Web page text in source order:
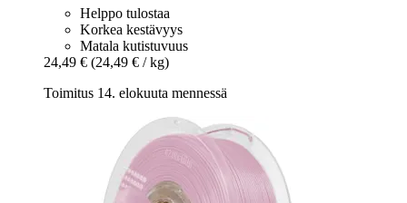
Helppo tulostaa
Korkea kestävyys
Matala kutistuvuus
24,49 € (24,49 € / kg)
Toimitus 14. elokuuta mennessä